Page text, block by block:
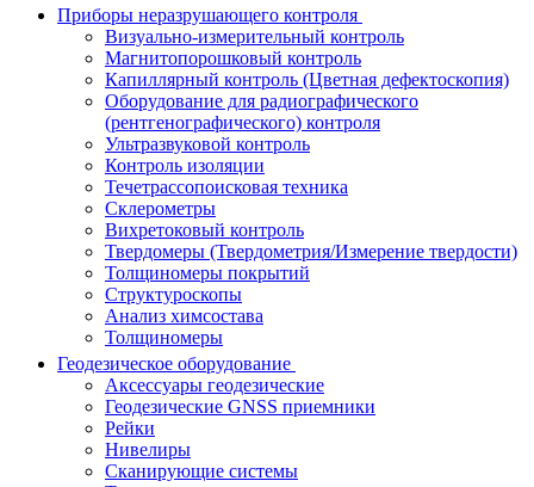
Приборы неразрушающего контроля
Визуально-измерительный контроль
Магнитопорошковый контроль
Капиллярный контроль (Цветная дефектоскопия)
Оборудование для радиографического
(рентгенографического) контроля
Ультразвуковой контроль
Контроль изоляции
Течетрассопоисковая техника
Склерометры
Вихретоковый контроль
Твердомеры (Твердометрия/Измерение твердости)
Толщиномеры покрытий
Структуроскопы
Анализ химсостава
Толщиномеры
Геодезическое оборудование
Аксессуары геодезические
Геодезические GNSS приемники
Рейки
Нивелиры
Сканирующие системы